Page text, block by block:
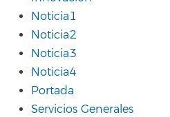
Noticia1
Noticia2
Noticia3
Noticia4
Portada
Servicios Generales